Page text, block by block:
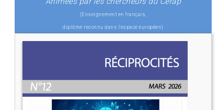
(Enseignement en français,
diplôme reconnu dans l'espace européen)